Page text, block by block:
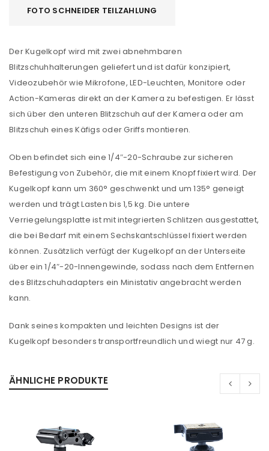
ANMELDEN
Benutzername oder E-Mail-Adresse
Passwort
FOTO SCHNEIDER TEILZAHLUNG
Der Kugelkopf wird mit zwei abnehmbaren
Blitzschuhhalterungen geliefert und ist dafür konzipiert,
Videozubehör wie Mikrofone, LED-Leuchten, Monitore oder
Action-Kameras direkt an der Kamera zu befestigen. Er lässt
sich über den unteren Blitzschuh auf der Kamera oder am
Blitzschuh eines Käfigs oder Griffs montieren.
Oben befindet sich eine 1/4″-20-Schraube zur sicheren
Befestigung von Zubehör, die mit einem Knopf fixiert wird. Der
Kugelkopf kann um 360° geschwenkt und um 135° geneigt
werden und trägt Lasten bis 1,5 kg. Die untere
Verriegelungsplatte ist mit integrierten Schlitzen ausgestattet,
die bei Bedarf mit einem Sechskantschlüssel fixiert werden
können. Zusätzlich verfügt der Kugelkopf an der Unterseite
über ein 1/4″-20-Innengewinde, sodass nach dem Entfernen
des Blitzschuhadapters ein Ministativ angebracht werden
kann.
Dank seines kompakten und leichten Designs ist der
Kugelkopf besonders transportfreundlich und wiegt nur 47 g.
ÄHNLICHE PRODUKTE